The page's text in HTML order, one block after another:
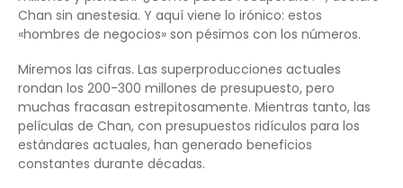
Chan sin anestesia. Y aquí viene lo irónico: estos
«hombres de negocios» son pésimos con los números.
Miremos las cifras. Las superproducciones actuales
rondan los 200-300 millones de presupuesto, pero
muchas fracasan estrepitosamente. Mientras tanto, las
películas de Chan, con presupuestos ridículos para los
estándares actuales, han generado beneficios
constantes durante décadas.